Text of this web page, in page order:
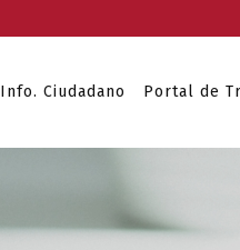
Info. Ciudadano Portal de